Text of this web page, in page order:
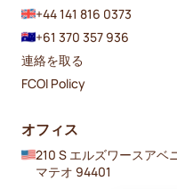
+44 141 816 0373
+61 370 357 936
連絡を取る
FCOI Policy
オフィス
210 S エルズワースアベ
マテオ 94401